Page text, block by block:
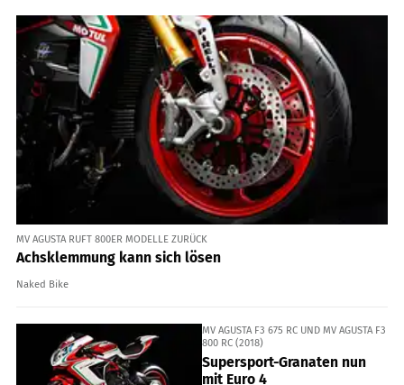
MV AGUSTA RUFT 800ER MODELLE ZURÜCK
Achsklemmung kann sich lösen
Naked Bike
MV AGUSTA F3 675 RC UND MV AGUSTA F3
800 RC (2018)
Supersport-Granaten nun
mit Euro 4